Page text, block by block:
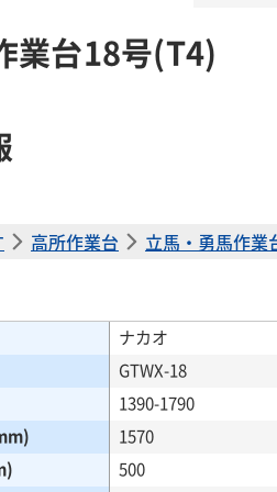
業台18号(T4)
高所作業台 立馬・勇馬作業
ナカオ
GTWX-18
1390-1790
1570
500